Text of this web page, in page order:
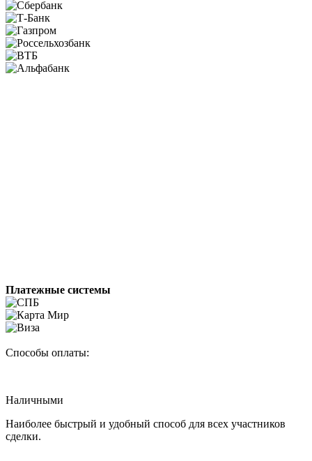
Платежные системы
Способы оплаты:
Наличными
Наиболее быстрый и удобный способ для всех участников
сделки.